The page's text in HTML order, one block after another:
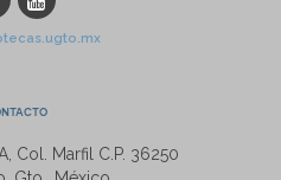
Col. Marfil C.P. 36250